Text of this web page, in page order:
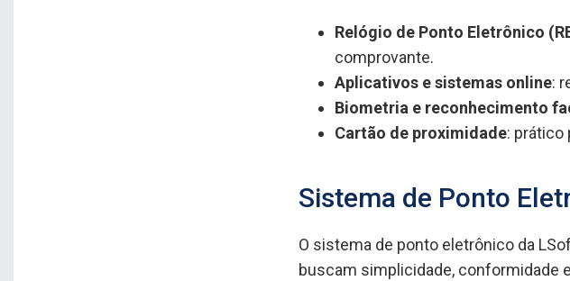
Relógio de Ponto Eletrônico
comprovante.
Aplicativos e sistemas online:
Biometria e reconhecimento
Cartão de proximidade: prático
Sistema de Ponto
O sistema de ponto eletrônico da
buscam simplicidade, conformidade